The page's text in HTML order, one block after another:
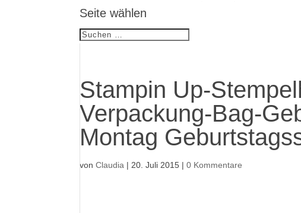
Seite wählen
Stampin Up-
Verpackung-Bag-
Montag
vonClaudia | 20. Juli 2015 |0 Kommentare